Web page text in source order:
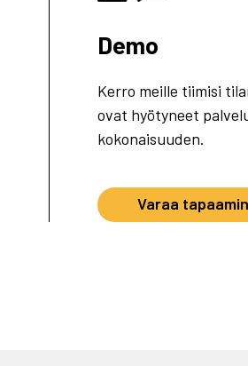
Demo
Kerro meille tiimisi
ovat hyötyneet
kokonaisuuden.
Varaa